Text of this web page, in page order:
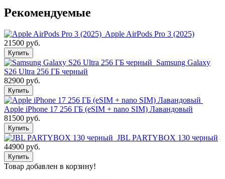
Рекомендуемые
Apple AirPods Pro 3 (2025)
21500 руб.
Купить
Samsung Galaxy
S26 Ultra 256 ГБ черный
82900 руб.
Купить
Apple iPhone 17 256 ГБ (eSIM + nano SIM) Лавандовый
81500 руб.
Купить
JBL PARTYBOX 130 черный
44900 руб.
Купить
Товар добавлен в корзину!